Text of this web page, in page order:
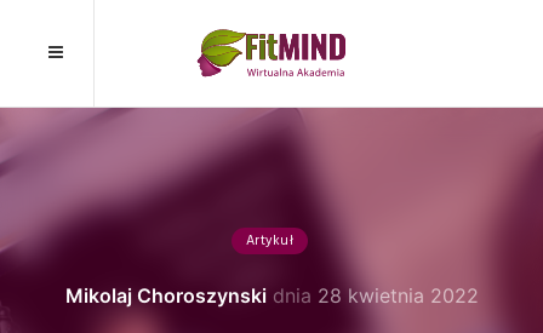
Artykuł
Mikolaj Choroszynskidnia 28 kwietnia 2022